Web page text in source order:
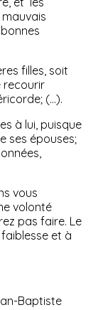
filles, soit
recourir
(…).
à lui, puisque
ses épouses;
vous
volonté
pas faire. Le
et à
Baptiste